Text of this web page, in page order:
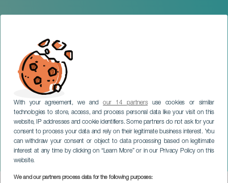
With your agreement, we andour 14 partnersuse cookies or similar
technologies to store, access, and process personal data like your visit on this
website, IP addresses and cookie identifiers. Some partners do not ask for your
consent to process your data and rely on their legitimate business interest. You
can withdraw your consent or object to data processing based on legitimate
interest at any time by clicking on “Learn More” or in our Privacy Policy on this
website.
We and our partners process data for the following purposes:
Heavy Weather
TENERIFE